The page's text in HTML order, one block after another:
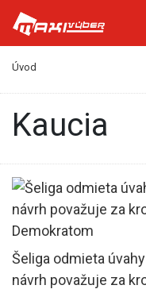
Úvod
kaucia
Šeliga odmieta
návrh považuje za